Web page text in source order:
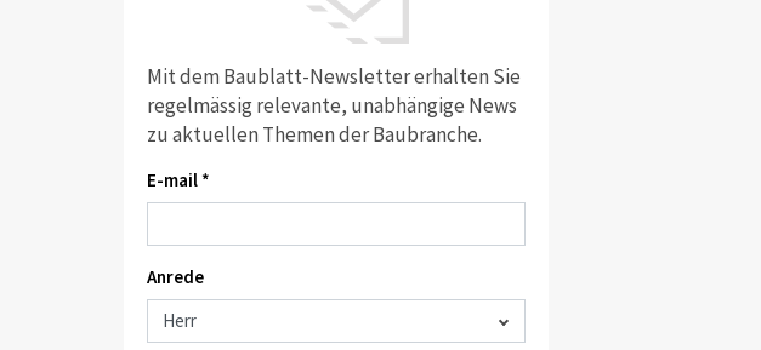
Mit dem Baublatt-Newsletter erhalten Sie
regelmässig relevante, unabhängige News
zu aktuellen Themen der Baubranche.
E-mail *
Anrede